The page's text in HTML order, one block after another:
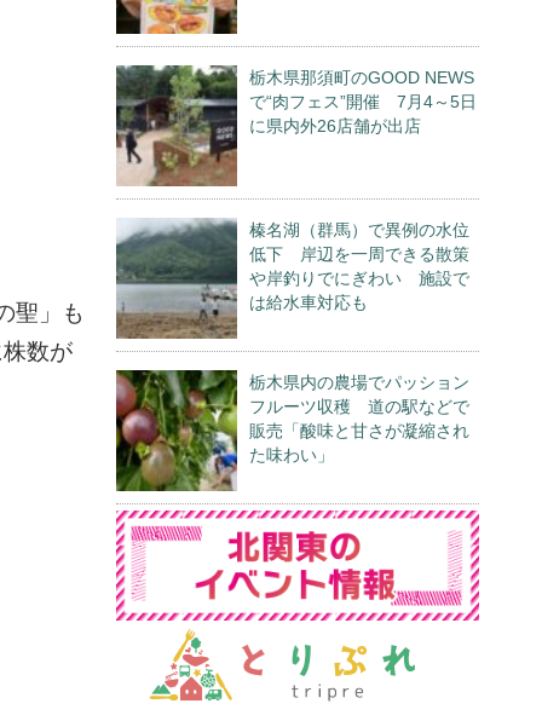
聖」も
数が
栃木県那須町のGOOD NEWS
で“肉フェス”開催 7月4～5日
に県内外26店舗が出店
榛名湖（群馬）で異例の水位
低下 岸辺を一周できる散策
や岸釣りでにぎわい 施設で
は給水車対応も
栃木県内の農場でパッション
フルーツ収穫 道の駅などで
販売「酸味と甘さが凝縮され
た味わい」